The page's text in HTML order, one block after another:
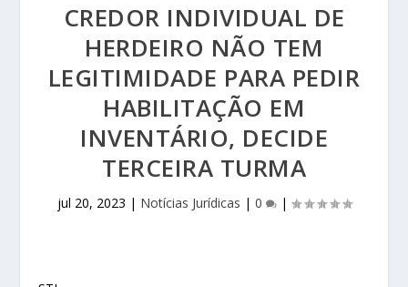
CREDOR INDIVIDUAL DE
HERDEIRO NÃO TEM
LEGITIMIDADE PARA PEDIR
HABILITAÇÃO EM
INVENTÁRIO, DECIDE
TERCEIRA TURMA
jul 20, 2023 | Notícias Jurídicas | 0 |